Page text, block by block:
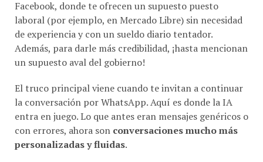
Facebook, donde te ofrecen un supuesto puesto
laboral (por ejemplo, en Mercado Libre) sin necesidad
de experiencia y con un sueldo diario tentador.
Además, para darle más credibilidad, ¡hasta mencionan
un supuesto aval del gobierno!
El truco principal viene cuando te invitan a continuar
la conversación por WhatsApp. Aquí es donde la IA
entra en juego. Lo que antes eran mensajes genéricos o
con errores, ahora son conversaciones mucho más
personalizadas y fluidas.